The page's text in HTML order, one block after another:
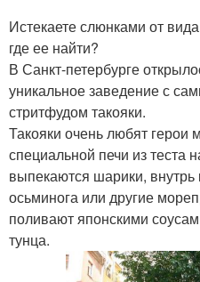
Истекаете слюнками от
где ее найти?
В Санкт-петербурге
уникальное заведение с
стритфудом такояки.
Такояки очень любят герои
специальной печи из теста
выпекаются шарики,
осьминога или другие
поливают японскими
тунца.